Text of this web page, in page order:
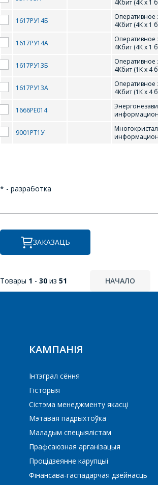
IDT7005
TMS27PC512
4Кбит (4К x 1
1617РУ14Б
Оперативное
4Кбит (4К x 1
1617РУ14А
Оперативное
4Кбит (4К х 1
1617РУ13Б
Оперативное
4Кбит (1К x 4
1617РУ13A
Оперативное
4Кбит (1К x 4
1666РЕ014
9001РТ1У
* - разработка
ЗАКАЗАЦЬ
Товары 1 - 30 из 51 НАЧАЛО
КАМПАНІЯ
Інтэграл сёння
Гісторыя
Сістэма менеджменту якасці
Мэтавая падрыхтоўка
Маладым спецыялістам
Прафсаюзная арганізацыя
Процідзеянне карупцыі
Фінансава-гаспадарчая дзейнасць